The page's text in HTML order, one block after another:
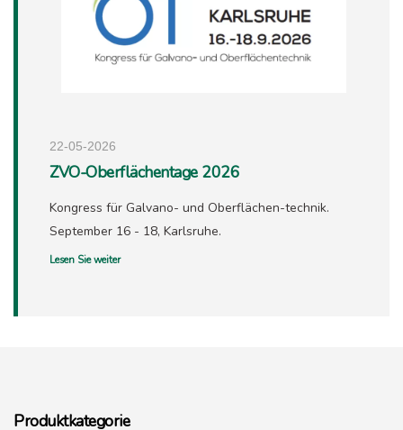
22-05-2026
ZVO-Oberflächentage 2026
Kongress für Galvano- und Oberflächen-technik.
September 16 - 18, Karlsruhe.
Lesen Sie weiter
Produktkategorie